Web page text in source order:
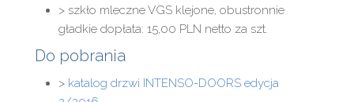
> szkło mleczne VGS klejone, obustronnie
gładkie dopłata: 15,00 PLN netto za szt.
Do pobrania
> katalog drzwi INTENSO-DOORS edycja